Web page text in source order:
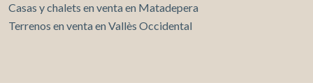
Casas y chalets en venta en Matadepera
Terrenos en venta en Vallès Occidental